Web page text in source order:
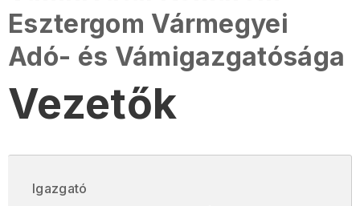
Esztergom Vármegyei
Adó- és Vámigazgatósága
Vezetők
Igazgató